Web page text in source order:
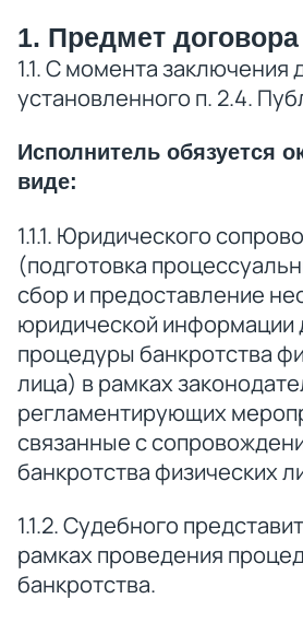
1. Предмет договора
1.1. С момента заключения
установленного п. 2.4.
Исполнитель обязуется
виде:
1.1.1. Юридического
(подготовка
сбор и предоставление
юридической информации
процедуры банкротства
лица) в рамках
регламентирующих
связанные с
банкротства физических
1.1.2. Судебного
рамках проведения
банкротства.